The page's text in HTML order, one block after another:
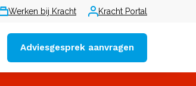
Werken bij Kracht Kracht Portal
Adviesgesprek aanvragen